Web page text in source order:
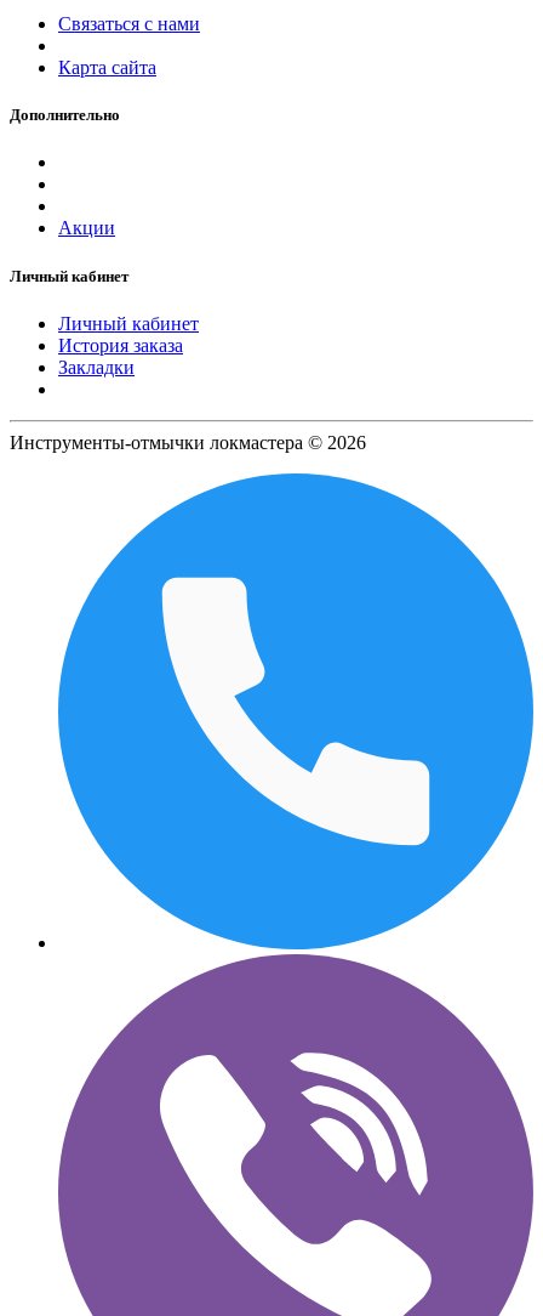
Связаться с нами
Карта сайта
Дополнительно
Акции
Личный кабинет
Личный кабинет
История заказа
Закладки
Инструменты-отмычки локмастера © 2026